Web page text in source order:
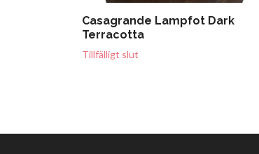
Casagrande Lampfot Dark
Terracotta
Tillfälligt slut